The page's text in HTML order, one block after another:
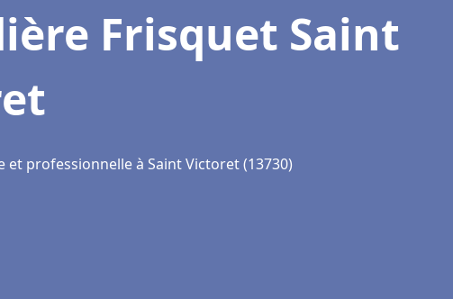
Frisquet Saint
professionnelle à Saint Victoret (13730)